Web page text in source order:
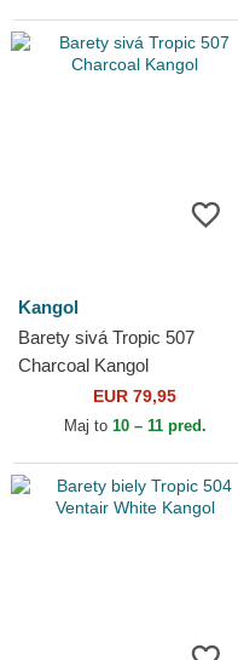
Kangol
Barety sivá Tropic 507
Charcoal Kangol
EUR 79,95
Maj to 10 – 11 pred.